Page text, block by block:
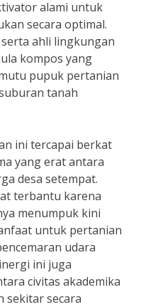
alami untuk
secara optimal.
ahli lingkungan
kompos yang
pupuk pertanian
tanah
ini tercapai berkat
yang erat antara
desa setempat.
terbantu karena
menumpuk kini
untuk pertanian
udara
ini juga
civitas akademika
sekitar secara